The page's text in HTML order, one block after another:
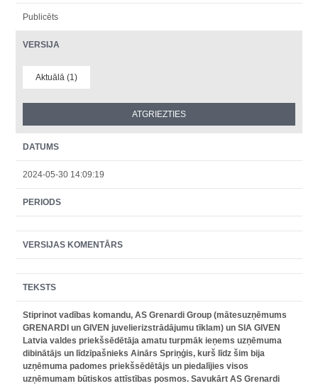
Publicēts
VERSIJA
Aktuālā (1)
DATUMS
2024-05-30 14:09:19
PERIODS
VERSIJAS KOMENTĀRS
TEKSTS
Stiprinot vadības komandu, AS Grenardi Group (mātesuzņēmums
GRENARDI un GIVEN juvelierizstrādājumu tīklam) un SIA GIVEN
Latvia valdes priekšsēdētāja amatu turpmāk ieņems uzņēmuma
dibinātājs un līdzīpašnieks Ainārs Spriņģis, kurš līdz šim bija
uzņēmuma padomes priekšsēdētājs un piedalījies visos
uzņēmumam būtiskos attīstības posmos. Savukārt AS Grenardi